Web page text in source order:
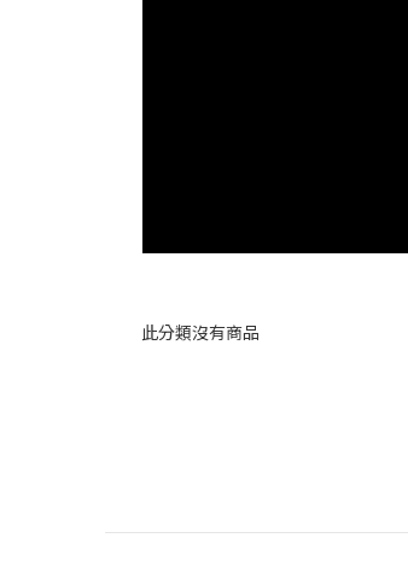
此分類沒有商品